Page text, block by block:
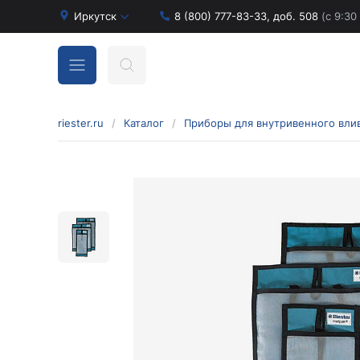
Иркутск 8 (800) 777-83-33, доб. 508 (с 9:30
Бинокулярные лупы
Оголовья для бинокулярных луп
Диагностические наборы отоскопов и
riester.ru / Каталог /